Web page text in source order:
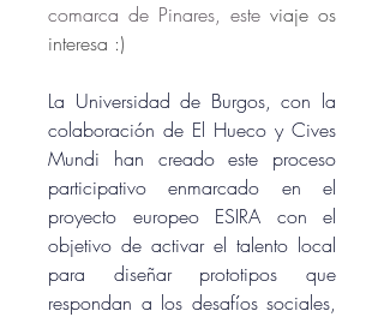
comarca de Pinares, este viaje os
interesa :)
La Universidad de Burgos, con la
colaboración de El Hueco y Cives
Mundi han creado este proceso
participativo enmarcado en el
proyecto europeo ESIRA con el
objetivo de activar el talento local
para diseñar prototipos que
respondan a los desafíos sociales,